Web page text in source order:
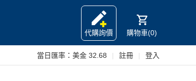
代購詢價
購物車(0)
當日匯率： 美金 32.68 註冊 登入